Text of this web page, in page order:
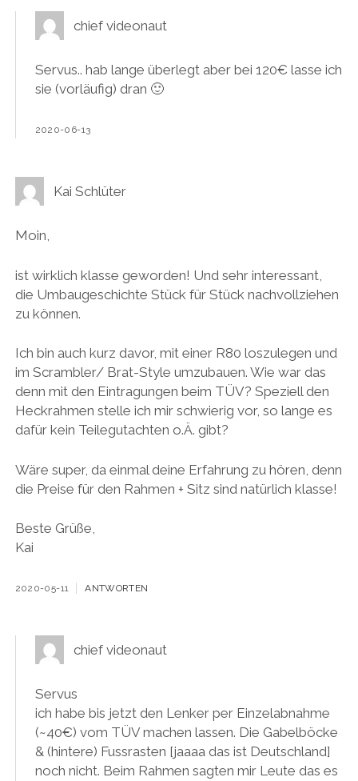
chief videonaut
Servus.. hab lange überlegt aber bei 120€ lasse ich
sie (vorläufig) dran 🙂
2020-06-13
Kai Schlüter
Moin,
ist wirklich klasse geworden! Und sehr interessant,
die Umbaugeschichte Stück für Stück nachvollziehen
zu können.
Ich bin auch kurz davor, mit einer R80 loszulegen und
im Scrambler/ Brat-Style umzubauen. Wie war das
denn mit den Eintragungen beim TÜV? Speziell den
Heckrahmen stelle ich mir schwierig vor, so lange es
dafür kein Teilegutachten o.Ä. gibt?
Wäre super, da einmal deine Erfahrung zu hören, denn
die Preise für den Rahmen + Sitz sind natürlich klasse!
Beste Grüße,
Kai
2020-05-11 ANTWORTEN
chief videonaut
Servus
ich habe bis jetzt den Lenker per Einzelabnahme
(~40€) vom TÜV machen lassen. Die Gabelböcke
& (hintere) Fussrasten [jaaaa das ist Deutschland]
noch nicht. Beim Rahmen sagten mir Leute das es